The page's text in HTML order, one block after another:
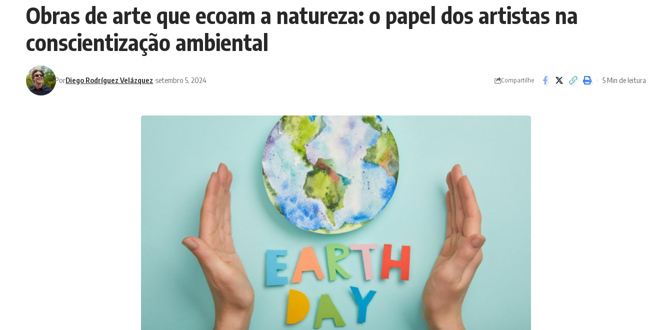
Obras de arte que ecoam a natureza: o papel dos artistas na
conscientização ambiental
PorDiego Rodríguez Velázquez setembro 5, 2024 Compartilhe 5 Min de leitura